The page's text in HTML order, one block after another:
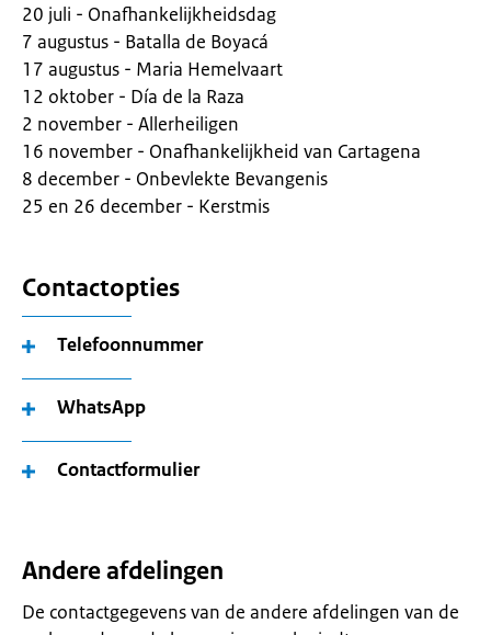
20 juli - Onafhankelijkheidsdag
7 augustus - Batalla de Boyacá
17 augustus - Maria Hemelvaart
12 oktober - Día de la Raza
2 november - Allerheiligen
16 november - Onafhankelijkheid van Cartagena
8 december - Onbevlekte Bevangenis
25 en 26 december - Kerstmis
Contactopties
Telefoonnummer
WhatsApp
Contactformulier
Andere afdelingen
De contactgegevens van de andere afdelingen van de